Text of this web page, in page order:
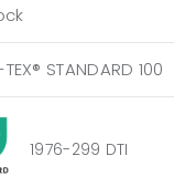
STANDARD 100
1976-299 DTI